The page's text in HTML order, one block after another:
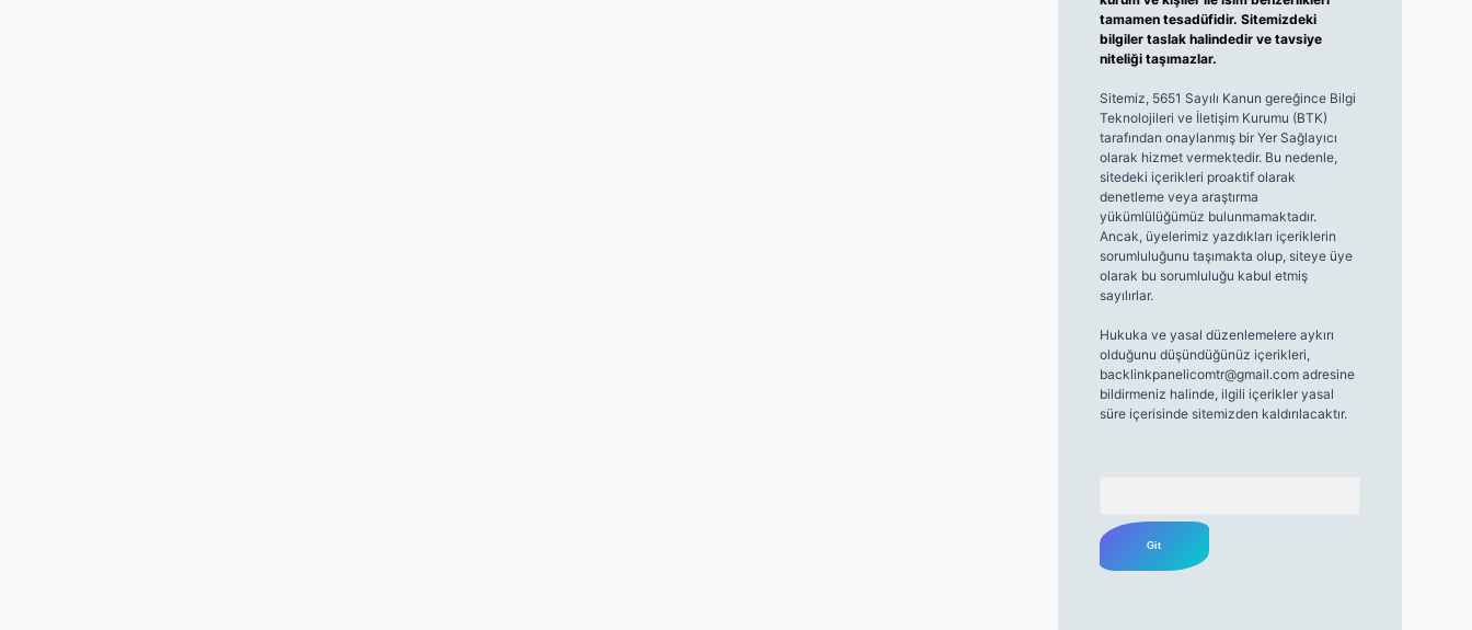
tamamen tesadüfidir. Sitemizdeki
bilgiler taslak halindedir ve tavsiye
niteliği taşımazlar.
Sitemiz, 5651 Sayılı Kanun gereğince Bilgi
Teknolojileri ve İletişim Kurumu (BTK)
tarafından onaylanmış bir Yer Sağlayıcı
olarak hizmet vermektedir. Bu nedenle,
sitedeki içerikleri proaktif olarak
denetleme veya araştırma
yükümlülüğümüz bulunmamaktadır.
Ancak, üyelerimiz yazdıkları içeriklerin
sorumluluğunu taşımakta olup, siteye üye
olarak bu sorumluluğu kabul etmiş
sayılırlar.
Hukuka ve yasal düzenlemelere aykırı
olduğunu düşündüğünüz içerikleri,
backlinkpanelicomtr@gmail.comadresine
bildirmeniz halinde, ilgili içerikler yasal
süre içerisinde sitemizden kaldırılacaktır.